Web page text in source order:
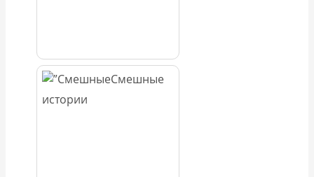
Смешные
истории